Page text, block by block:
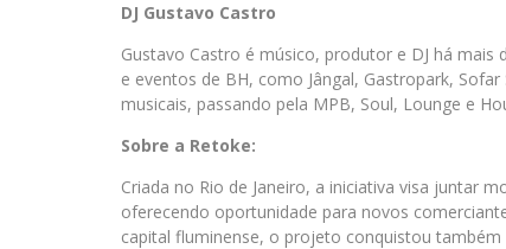
DJ Gustavo Castro
Gustavo Castro é músico, produtor e DJ há
e eventos de BH, como Jângal, Gastropark,
musicais, passando pela MPB, Soul, Lounge e
Sobre a Retoke:
Criada no Rio de Janeiro, a iniciativa visa juntar
oferecendo oportunidade para novos
capital fluminense, o projeto conquistou